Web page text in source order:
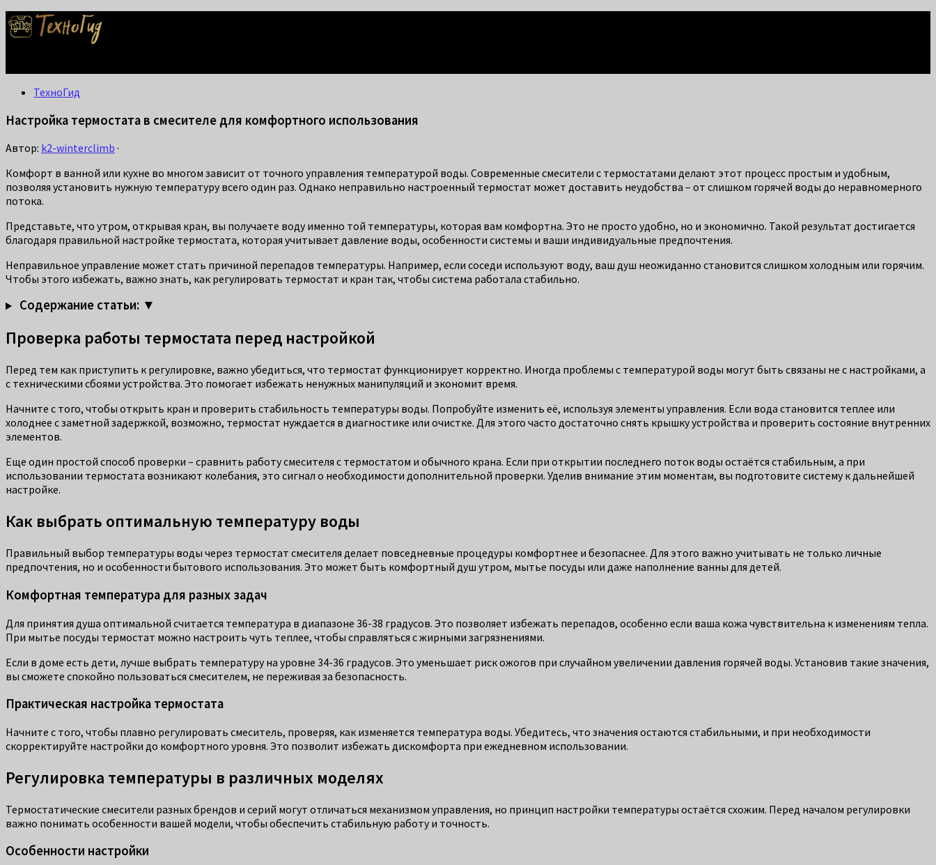
ТехноГид
Настройка термостата в смесителе для комфортного использования
Автор: k2-winterclimb ·
Комфорт в ванной или кухне во многом зависит от точного управления температурой воды. Современные смесители с термостатами делают этот процесс простым и удобным,
позволяя установить нужную температуру всего один раз. Однако неправильно настроенный термостат может доставить неудобства – от слишком горячей воды до неравномерного
потока.
Представьте, что утром, открывая кран, вы получаете воду именно той температуры, которая вам комфортна. Это не просто удобно, но и экономично. Такой результат достигается
благодаря правильной настройке термостата, которая учитывает давление воды, особенности системы и ваши индивидуальные предпочтения.
Неправильное управление может стать причиной перепадов температуры. Например, если соседи используют воду, ваш душ неожиданно становится слишком холодным или горячим.
Чтобы этого избежать, важно знать, как регулировать термостат и кран так, чтобы система работала стабильно.
Содержание статьи: ▼
Проверка работы термостата перед настройкой
Перед тем как приступить к регулировке, важно убедиться, что термостат функционирует корректно. Иногда проблемы с температурой воды могут быть связаны не с настройками, а
с техническими сбоями устройства. Это помогает избежать ненужных манипуляций и экономит время.
Начните с того, чтобы открыть кран и проверить стабильность температуры воды. Попробуйте изменить её, используя элементы управления. Если вода становится теплее или
холоднее с заметной задержкой, возможно, термостат нуждается в диагностике или очистке. Для этого часто достаточно снять крышку устройства и проверить состояние внутренних
элементов.
Еще один простой способ проверки – сравнить работу смесителя с термостатом и обычного крана. Если при открытии последнего поток воды остаётся стабильным, а при
использовании термостата возникают колебания, это сигнал о необходимости дополнительной проверки. Уделив внимание этим моментам, вы подготовите систему к дальнейшей
настройке.
Как выбрать оптимальную температуру воды
Правильный выбор температуры воды через термостат смесителя делает повседневные процедуры комфортнее и безопаснее. Для этого важно учитывать не только личные
предпочтения, но и особенности бытового использования. Это может быть комфортный душ утром, мытье посуды или даже наполнение ванны для детей.
Комфортная температура для разных задач
Для принятия душа оптимальной считается температура в диапазоне 36-38 градусов. Это позволяет избежать перепадов, особенно если ваша кожа чувствительна к изменениям тепла.
При мытье посуды термостат можно настроить чуть теплее, чтобы справляться с жирными загрязнениями.
Если в доме есть дети, лучше выбрать температуру на уровне 34-36 градусов. Это уменьшает риск ожогов при случайном увеличении давления горячей воды. Установив такие значения,
вы сможете спокойно пользоваться смесителем, не переживая за безопасность.
Практическая настройка термостата
Начните с того, чтобы плавно регулировать смеситель, проверяя, как изменяется температура воды. Убедитесь, что значения остаются стабильными, и при необходимости
скорректируйте настройки до комфортного уровня. Это позволит избежать дискомфорта при ежедневном использовании.
Регулировка температуры в различных моделях
Термостатические смесители разных брендов и серий могут отличаться механизмом управления, но принцип настройки температуры остаётся схожим. Перед началом регулировки
важно понимать особенности вашей модели, чтобы обеспечить стабильную работу и точность.
Особенности настройки